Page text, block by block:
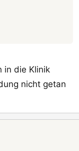
in die Klinik
nicht getan